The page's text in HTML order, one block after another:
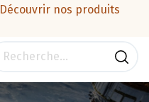
Découvrir nos produits